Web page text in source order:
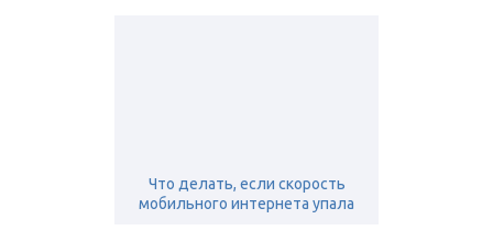
Что делать, если скорость
мобильного интернета упала